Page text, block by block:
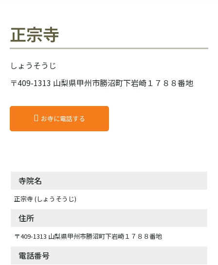
正宗寺
しょうそうじ
〒409-1313 山梨県甲州市勝沼町下岩崎１７８８番地
お寺に電話する
寺院名
正宗寺 (しょうそうじ)
住所
〒409-1313 山梨県甲州市勝沼町下岩崎１７８８番地
電話番号